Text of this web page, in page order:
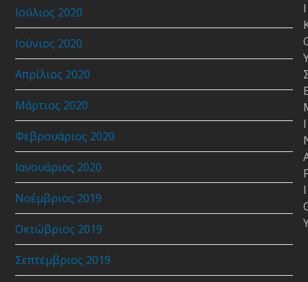
Ιούλιος 2020
Ιούνιος 2020
Απρίλιος 2020
Μάρτιος 2020
Φεβρουάριος 2020
Ιανουάριος 2020
Νοέμβριος 2019
Οκτώβριος 2019
Σεπτέμβριος 2019
Ι
Ι
Ι